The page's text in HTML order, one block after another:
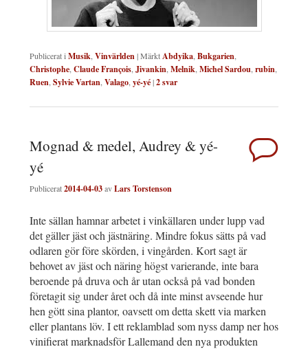
Publicerat i Musik Vinvärlden|MärktAbdyika Bukgarien
Christophe Claude François Jivankin Melnik Michel Sardou rubin
Ruen Sylvie Vartan Valago yé-yé|2svar
Mognad & medel, Audrey & yé-
yé
Publicerat2014-04-03avLars Torstenson
Inte sällan hamnar arbetet i vinkällaren under lupp vad
det gäller jäst och jästnäring. Mindre fokus sätts på vad
odlaren gör före skörden, i vingården. Kort sagt är
behovet av jäst och näring högst varierande, inte bara
beroende på druva och år utan också på vad bonden
företagit sig under året och då inte minst avseende hur
hen gött sina plantor, oavsett om detta skett via marken
eller plantans löv. I ett reklamblad som nyss damp ner hos
vinifierat marknadsför Lallemand den nya produkten